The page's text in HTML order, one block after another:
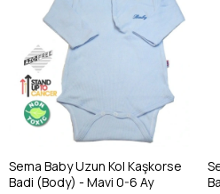
Sema Baby Uzun Kol Kaşkorse
Badi (Body) - Mavi 0-6 Ay